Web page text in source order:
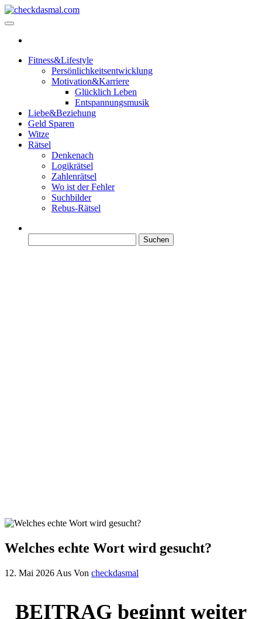
Zum
Inhalt
Fitness&Lifestyle
Persönlichkeitsentwicklung
Motivation&Karriere
Glücklich Leben
Entspannungsmusik
Liebe&Beziehung
Geld Sparen
Witze
Rätsel
Denkenach
Logikrätsel
Zahlenrätsel
Wo ist der Fehler
Suchbilder
Rebus-Rätsel
nach:
Welches echte Wort wird gesucht?
12. Mai 2026 Aus Von checkdasmal
BEITRAG beginnt weiter